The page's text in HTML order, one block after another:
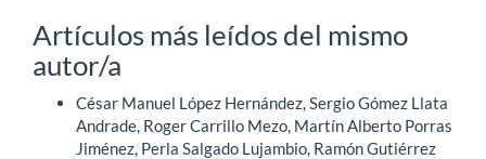
Artículos más leídos del mismo
autor/a
César Manuel López Hernández, Sergio Gómez Llata
Andrade, Roger Carrillo Mezo, Martín Alberto Porras
Jiménez, Perla Salgado Lujambio, Ramón Gutiérrez